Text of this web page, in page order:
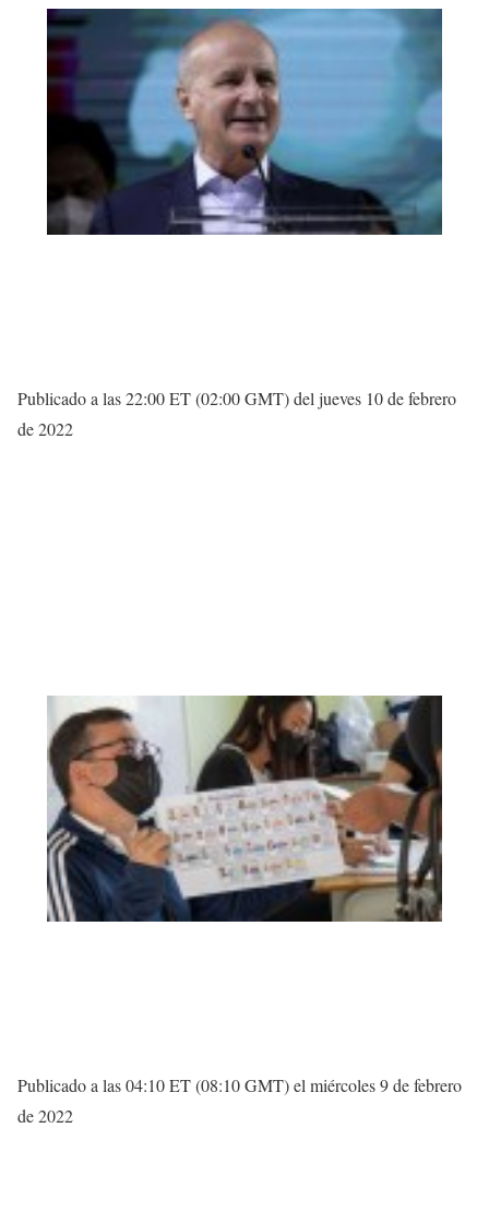
Publicado a las 22:00 ET (02:00 GMT) del jueves 10 de febrero
de 2022
Publicado a las 04:10 ET (08:10 GMT) el miércoles 9 de febrero
de 2022